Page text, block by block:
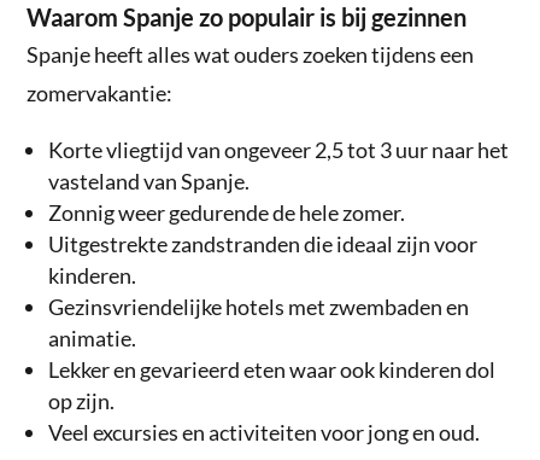
Waarom Spanje zo populair is bij gezinnen
Spanje heeft alles wat ouders zoeken tijdens een
zomervakantie:
Korte vliegtijd van ongeveer 2,5 tot 3 uur naar het
vasteland van Spanje.
Zonnig weer gedurende de hele zomer.
Uitgestrekte zandstranden die ideaal zijn voor
kinderen.
Gezinsvriendelijke hotels met zwembaden en
animatie.
Lekker en gevarieerd eten waar ook kinderen dol
op zijn.
Veel excursies en activiteiten voor jong en oud.